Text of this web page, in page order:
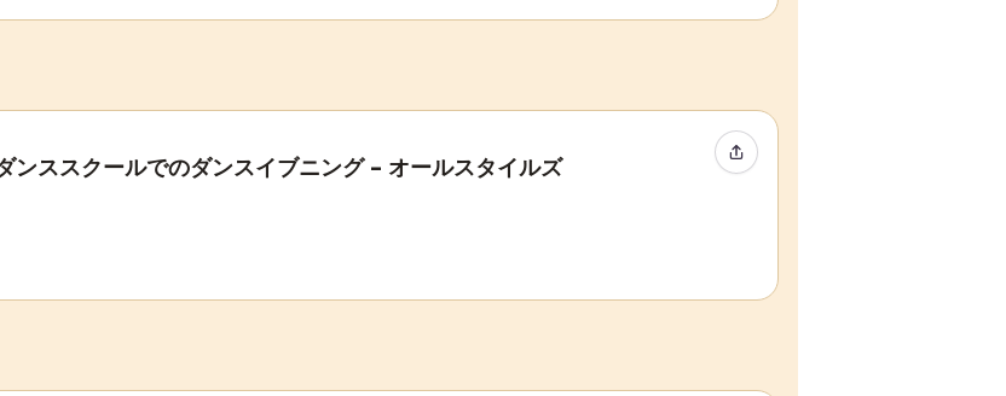
ンススクールでのダンスイブニング – オールスタイルズ イベントをシェア